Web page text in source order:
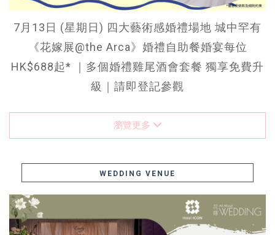
7月13日 (星期日) 四大藝術感婚禮場地 城中罕有
《花嫁展@the Arca》婚禮自助餐婚宴每位
HK$688起* ｜多個婚禮雞尾酒會套餐 獨享免費升
級｜請即登記參觀
瀏覽更多
WEDDING VENUE